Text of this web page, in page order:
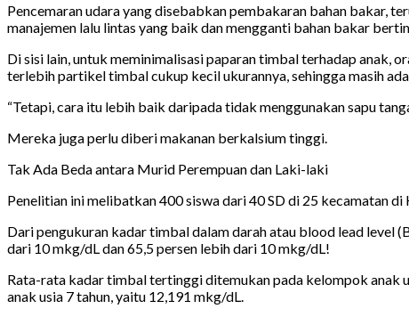
Pencemaran udara yang disebabkan pembakaran bahan bakar,
manajemen lalu lintas yang baik dan mengganti bahan bakar
Di sisi lain, untuk meminimalisasi paparan timbal terhadap anak,
terlebih partikel timbal cukup kecil ukurannya, sehingga masih
“Tetapi, cara itu lebih baik daripada tidak menggunakan sapu
Mereka juga perlu diberi makanan berkalsium tinggi.
Tak Ada Beda antara Murid Perempuan dan Laki-laki
Penelitian ini melibatkan 400 siswa dari 40 SD di 25 kecamatan
Dari pengukuran kadar timbal dalam darah atau blood lead level
dari 10 mkg/dL dan 65,5 persen lebih dari 10 mkg/dL!
Rata-rata kadar timbal tertinggi ditemukan pada kelompok anak
anak usia 7 tahun, yaitu 12,191 mkg/dL.